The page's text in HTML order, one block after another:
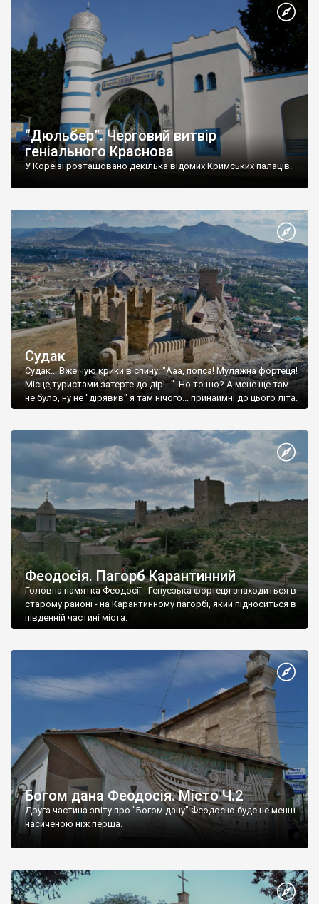
“Дюльбер”. Черговий витвір
геніального Краснова
У Кореїзі розташовано декілька відомих Кримських палаців.
Судак
Судак... Вже чую крики в спину: "Ааа, попса! Муляжна фортеця!
Місце,туристами затерте до дір!..." Но то шо? А мене ще там
не було, ну не "дірявив" я там нічого... принаймні до цього літа.
Феодосія. Пагорб Карантинний
Головна памятка Феодосії - Генуезька фортеця знаходиться в
старому районі - на Карантинному пагорбі, який підноситься в
південній частині міста.
Богом дана Феодосія. Місто Ч.2
Друга частина звіту про "Богом дану" Феодосію буде не менш
насиченою ніж перша.